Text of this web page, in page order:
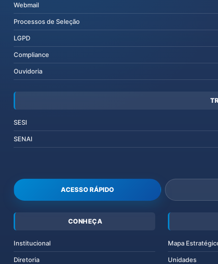
Webmail
Processos de Seleção
LGPD
Compliance
Ouvidoria
SESI
SENAI
ACESSO RÁPIDO
CONHEÇA
Institucional
Diretoria
Mapa
Unidades